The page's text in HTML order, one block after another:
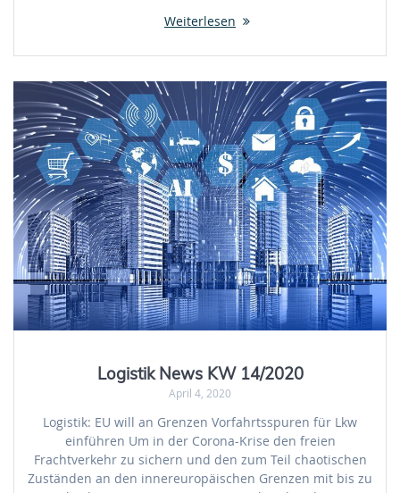
Weiterlesen
Logistik News KW 14/2020
April 4, 2020
Logistik: EU will an Grenzen Vorfahrtsspuren für Lkw
einführen Um in der Corona-Krise den freien
Frachtverkehr zu sichern und den zum Teil chaotischen
Zuständen an den innereuropäischen Grenzen mit bis zu